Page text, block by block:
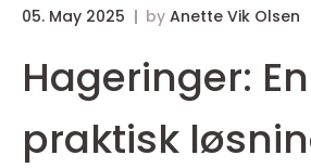
05. May 2025 by Anette Vik Olsen
Hageringer: En
praktisk